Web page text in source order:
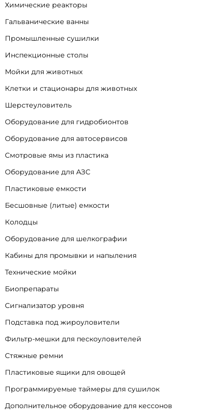
Химические реакторы
Гальванические ванны
Промышленные сушилки
Инспекционные столы
Мойки для животных
Клетки и стационары для животных
Шерстеуловитель
Оборудование для гидробионтов
Оборудование для автосервисов
Смотровые ямы из пластика
Оборудование для АЗС
Пластиковые емкости
Бесшовные (литые) емкости
Колодцы
Оборудование для шелкографии
Кабины для промывки и напыления
Технические мойки
Биопрепараты
Сигнализатор уровня
Подставка под жироуловители
Фильтр-мешки для пескоуловителей
Стяжные ремни
Пластиковые ящики для овощей
Программируемые таймеры для сушилок
Дополнительное оборудование для кессонов